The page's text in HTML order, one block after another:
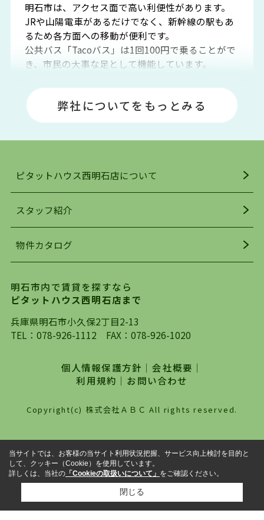
明石市は、アクセス面で高い利便性があります。
JRや山陽電車があるだけでなく、新幹線の駅もあ
るため各方面への移動が便利です。
公共バス「Tacoバス」は1回100円で乗ることがで
き、市民の大事な足として機能しています。
場や釣りスポットが多くあります。JR「大久保
駅」周辺には、ビブレ・イオンをはじめとした買
い物施設も多くあり、買い物にも困りません。
明石駅・西明石駅を中心に、明石市・神戸市西区
でお部屋探している方は、ぜひ当ＨＰにて物件を
お探しになってください。弊社は、スタッフの平
を行っており地域最大級の情報取扱量を誇ってお
ります。店頭で限られた物件をご紹介する、従来
自身でインターネットを利用し、理想のお部屋を
探していただき、選択していただいた物件情報に
対して、専門知識を持ったスタッフがサポートさ
せていただくスタイルを心がけております。私た
は、一度だけでは終わらない、お客様との末長い
お付き合いです。初めての一人暮らしから、就
職・ご結婚・売買物件の購入、などなど一生涯に
わたる、良きアドバイザーとして、地域に密着し
た営業スタイルで様々なお役立ちができればと強
わせください。
弊社についてをもっとみる
ピタットハウス西明石店について
スタッフ紹介
物件カタログ
明石市内で賃貸を探すなら
ピタットハウス西明石店まで
兵庫県明石市小久保2丁目2-13
TEL： 078-926-1112 FAX：078-926-1020
個人情報保護方針 ｜会社概要 ｜
利用規約 ｜ お問い合わせ
Copyright(c) 株式会社ＡＢＣ All rights reserved.
当サイトでは、お客様の当サイト利用状況把握、サービス向上検討を目的と
して、クッキー（Cookie）を使用しています。
詳しくは、当社の 「Cookieの取扱いについて」 をご確認ください。
閉じる